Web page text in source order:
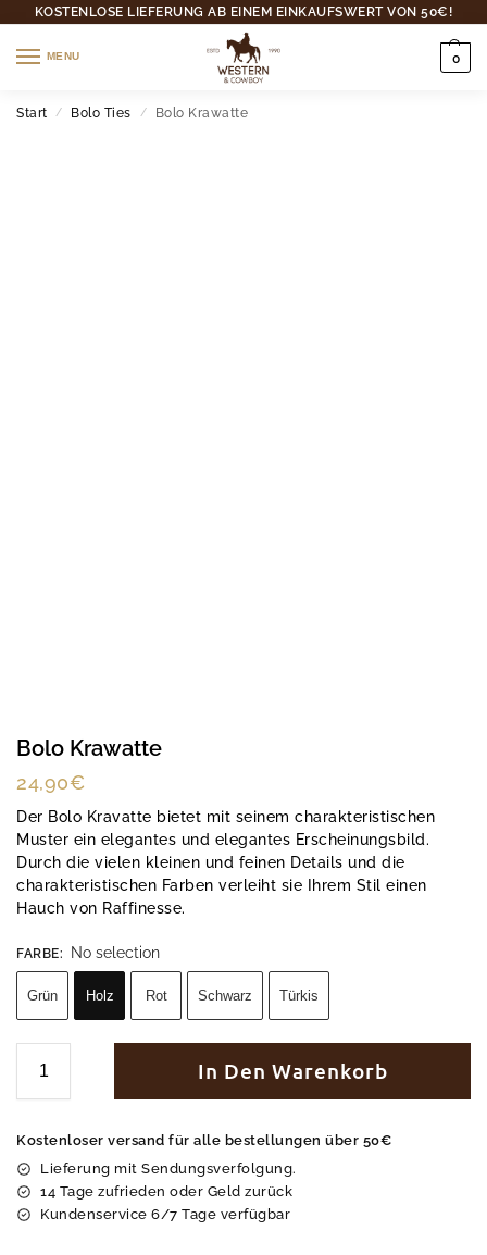
KOSTENLOSE LIEFERUNG AB EINEM EINKAUFSWERT VON 50€!
MENU 0
Start / Bolo Ties / Bolo Krawatte
Bolo Krawatte
24,90€
Der Bolo Kravatte bietet mit seinem charakteristischen
Muster ein elegantes und elegantes Erscheinungsbild.
Durch die vielen kleinen und feinen Details und die
charakteristischen Farben verleiht sie Ihrem Stil einen
Hauch von Raffinesse.
FARBE: No selection
Grün Holz Rot Schwarz Türkis
In Den Warenkorb
Kostenloser versand für alle bestellungen über 50€
Lieferung mit Sendungsverfolgung.
14 Tage zufrieden oder Geld zurück
Kundenservice 6/7 Tage verfügbar